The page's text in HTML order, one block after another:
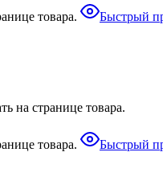
товара.
Быстрый
на странице товара.
товара.
Быстрый